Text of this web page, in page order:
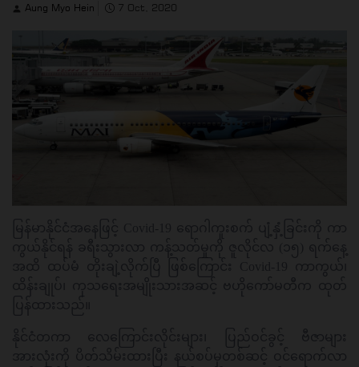
Aung Myo Hein 7 Oct, 2020
မြန်မာနိုင်ငံအနေဖြင့် Covid-19 ရောဂါကူးစက် ပျံ့နှံ့ခြင်းကို ကာ
ကွယ်နိုင်ရန် ခရီးသွားလာ ကန့်သတ်မှုကို ဇူလိုင်လ (၁၅) ရက်နေ့
အထိ ထပ်မံ တိုးချဲ့လိုက်ပြီ ဖြစ်ကြောင်း Covid-19 ကာကွယ်၊
ထိန်းချုပ်၊ ကုသရေးအမျိုးသားအဆင့် ဗဟိုကော်မတီက ထုတ်
ပြန်ထားသည်။
နိုင်ငံတကာ လေကြောင်းလိုင်းများ၊ ပြည်ဝင်ခွင့် ဗီဇာများ
အားလုံးကို ပိတ်သိမ်းထားပြီး နယ်စပ်မှတစ်ဆင့် ဝင်ရောက်လာ